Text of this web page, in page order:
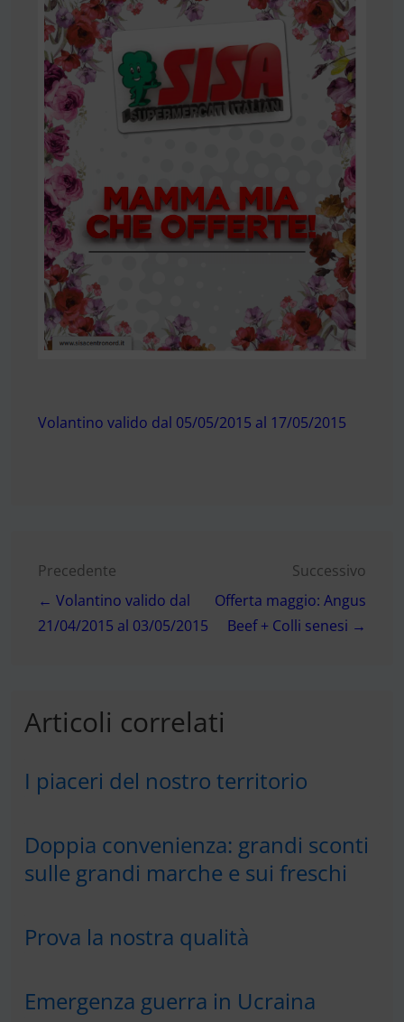
Volantino valido dal 05/05/2015 al 17/05/2015
Navigazione
articoli
Precedente
← Volantino valido dal
21/04/2015 al 03/05/2015
Successivo
Offerta maggio: Angus
Beef + Colli senesi →
Articoli correlati
I piaceri del nostro territorio
Doppia convenienza: grandi sconti
sulle grandi marche e sui freschi
Prova la nostra qualità
Emergenza guerra in Ucraina